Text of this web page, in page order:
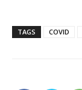
TAGS COVID